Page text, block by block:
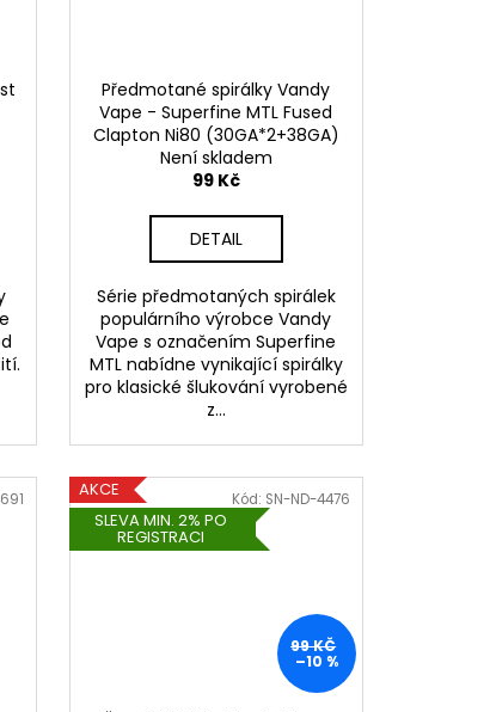
Předmotané spirálky Vandy
Vape - Superfine MTL Fused
Clapton Ni80 (30GA*2+38GA)
(0,7ohm) (10ks)
Není skladem
99 Kč
DETAIL
Série předmotaných spirálek
populárního výrobce Vandy
Vape s označením Superfine
MTL nabídne vynikající spirálky
pro klasické šlukování vyrobené
z...
AKCE
SLEVA MIN. 2% PO
REGISTRACI
99 KČ
–10 %
Kód: SN-ND-4476